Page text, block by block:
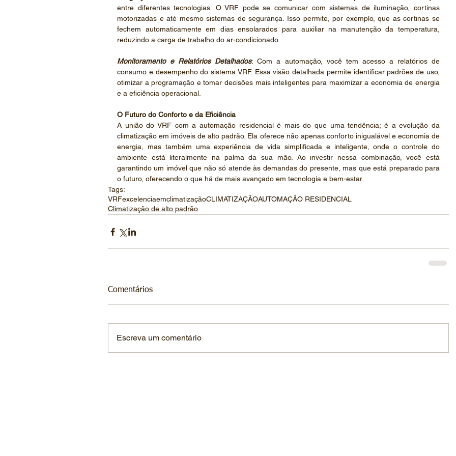
entre diferentes tecnologias. O VRF pode se comunicar com sistemas de iluminação, cortinas
motorizadas e até mesmo sistemas de segurança. Isso permite, por exemplo, que as cortinas se
fechem automaticamente em dias ensolarados para auxiliar na manutenção da temperatura,
reduzindo a carga de trabalho do ar-condicionado.
Monitoramento e Relatórios Detalhados: Com a automação, você tem acesso a relatórios de
consumo e desempenho do sistema VRF. Essa visão detalhada permite identificar padrões de uso,
otimizar a programação e tomar decisões mais inteligentes para maximizar a economia de energia
e a eficiência operacional.
O Futuro do Conforto e da Eficiência
A união do VRF com a automação residencial é mais do que uma tendência; é a evolução da
climatização em imóveis de alto padrão. Ela oferece não apenas conforto inigualável e economia de
energia, mas também uma experiência de vida simplificada e inteligente, onde o controle do
ambiente está literalmente na palma da sua mão. Ao investir nessa combinação, você está
garantindo um imóvel que não só atende às demandas do presente, mas que está preparado para
o futuro, oferecendo o que há de mais avançado em tecnologia e bem-estar.
Tags:
VRFexcelenciaemclimatizaçãoCLIMATIZAÇÃOAUTOMAÇÃO RESIDENCIAL
Climatização de alto padrão
Comentários
Escreva um comentário